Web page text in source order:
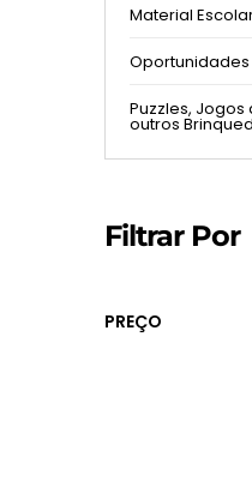
Material
Oportunidades
Puzzles,
outros
Filtrar Por
PREÇO